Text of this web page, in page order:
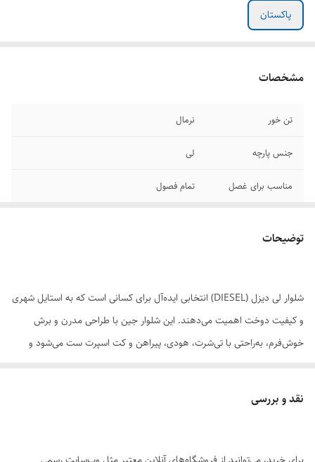
پاکستان
مشخصات
تن خور نرمال
جنس پارچه لی
مناسب برای غصل تمام فصول
شستشوی
توضیحات
شلوار لی دیزل (DIESEL) انتخابی ایده‌آل برای کسانی است که به استایل شهری
و کیفیت دوخت اهمیت می‌دهند. این شلوار جین با طراحی مدرن و برش
خوش‌فرم، به‌راحتی با تی‌شرت، هودی، پیراهن و کت اسپرت ست می‌شود و
دوخت‌های تمیز و فیت استاندارد، باعث می‌شود هم ظاهر شیک‌تری داشته
خاص و ماندگاری بالا هستید، شلوار لی دیزل می‌تواند انتخابی حرفه‌ای برای
نقد و بررسی